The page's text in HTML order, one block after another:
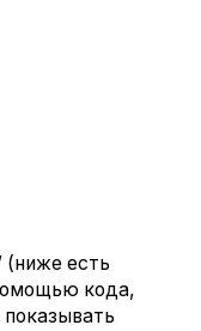
(ниже есть
кода,
показывать